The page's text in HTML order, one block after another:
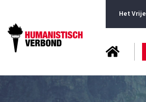
Het